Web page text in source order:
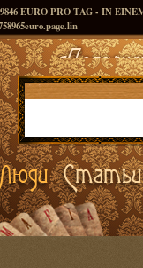
EURO PRO TAG - IN